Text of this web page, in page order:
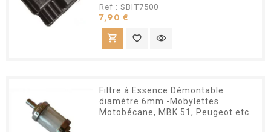
Ref : SBIT7500
7,90 €
shopping_cart favorite_border visibility
Filtre à Essence Démontable
diamètre 6mm -Mobylettes
Motobécane, MBK 51, Peugeot etc.